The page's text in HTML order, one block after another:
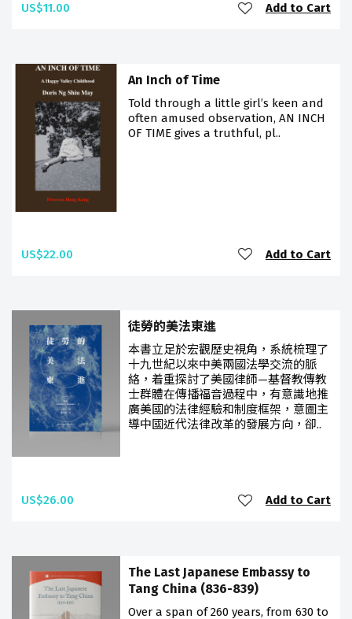
US$11.00 Add to Cart
An Inch of Time
Told through a little girl’s keen and
often amused observation, AN INCH
OF TIME gives a truthful, pl..
US$22.00 Add to Cart
徒勞的美法東進
本書立足於宏觀歷史視角，系統梳理了
十九世紀以來中美兩國法學交流的脈
絡，着重探討了美國律師—基督教傳教
士群體在傳播福音過程中，有意識地推
廣美國的法律經驗和制度框架，意圖主
導中國近代法律改革的發展方向，卻..
US$26.00 Add to Cart
The Last Japanese Embassy to
Tang China (836-839)
Over a span of 260 years, from 630 to